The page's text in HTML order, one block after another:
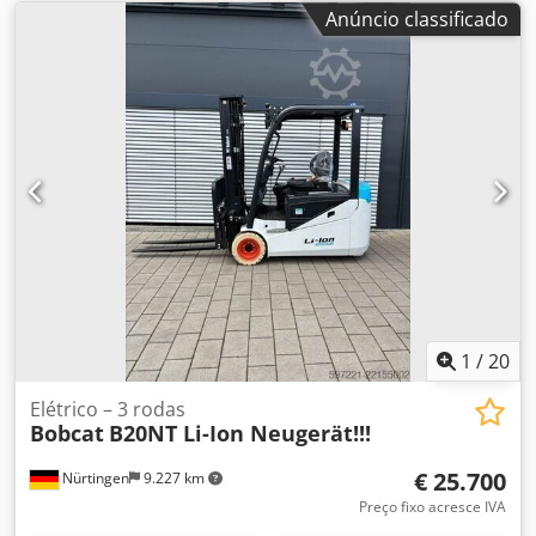
Anúncio classificado
1 /20
Nürtingen 9.227 km
Elétrico – 3 rodas
Bobcat B20NT Li-Ion Neugerät!!!
€ 25.700
Preço fixo acresce IVA